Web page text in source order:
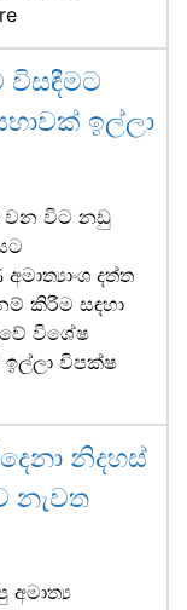
විසඳීමට
ඉල්ලා
වන විට නඩු
දත්ත
කිරීම සඳහා
විශේෂ
විපක්ෂ
නිදහස්
නැවත